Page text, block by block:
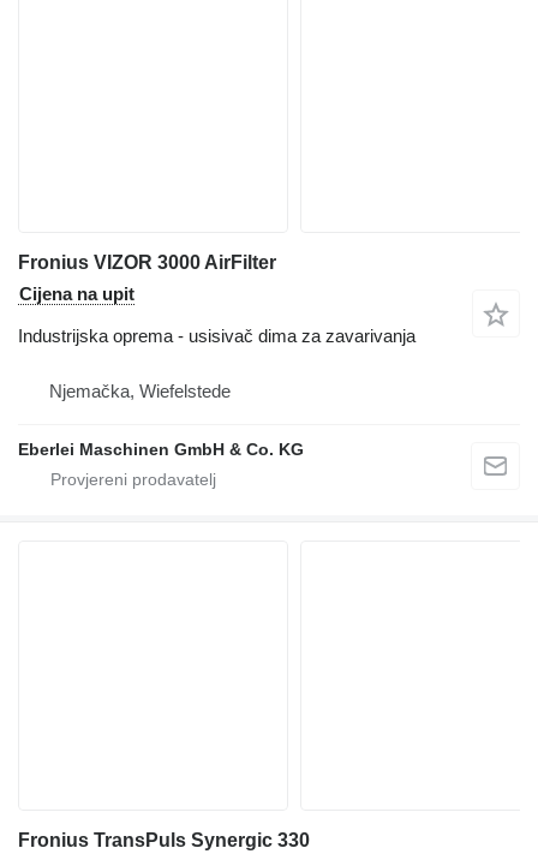
Fronius VIZOR 3000 AirFilter
Cijena na upit
Industrijska oprema - usisivač dima za zavarivanja
Njemačka, Wiefelstede
Eberlei Maschinen GmbH & Co. KG
Fronius TransPuls Synergic 330